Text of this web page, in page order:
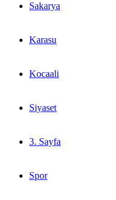
Sakarya
Karasu
Kocaali
Siyaset
3. Sayfa
Spor